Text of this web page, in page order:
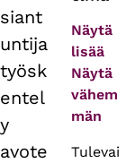
siant
untija
työsk
entel
y
avote
Näytä
lisää
Näytä
vähem
män
Tulevai